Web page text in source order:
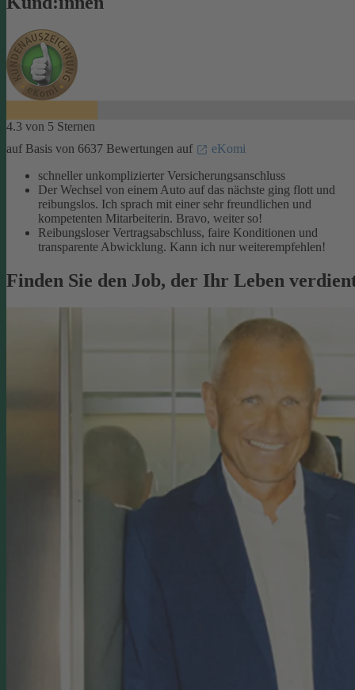
4.3 von 5 Sternen
auf Basis von 6637 Bewertungen auf
eKomi
schneller unkomplizierter Versicherungsanschluss
Der Wechsel von einem Auto auf das nächste ging flott und
reibungslos. Ich sprach mit einer sehr freundlichen und
kompetenten Mitarbeiterin. Bravo, weiter so!
Reibungsloser Vertragsabschluss, faire Konditionen und
transparente Abwicklung. Kann ich nur weiterempfehlen!
Finden Sie den Job, der Ihr Leben